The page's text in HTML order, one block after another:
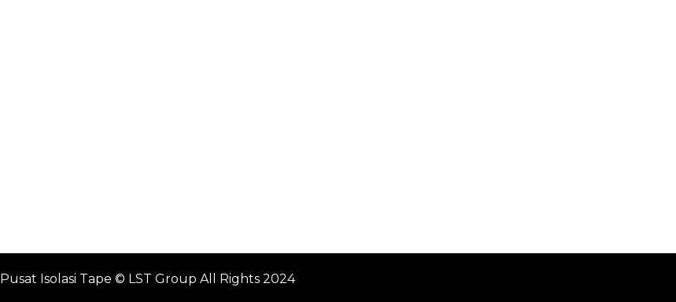
Pusat Isolasi Tape © LST Group All Rights 2024